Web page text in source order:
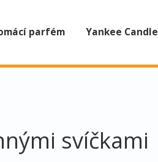
parfém Yankee Candle
svíčkami